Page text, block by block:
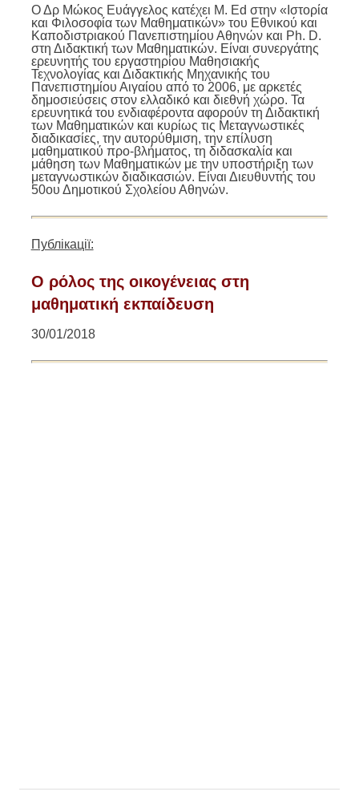
Ο Δρ Μώκος Ευάγγελος κατέχει M. Ed στην «Ιστορία
και Φιλοσοφία των Μαθηματικών» του Εθνικού και
Καποδιστριακού Πανεπιστημίου Αθηνών και Ph. D.
στη Διδακτική των Μαθηματικών. Είναι συνεργάτης
ερευνητής του εργαστηρίου Μαθησιακής
Τεχνολογίας και Διδακτικής Μηχανικής του
Πανεπιστημίου Αιγαίου από το 2006, με αρκετές
δημοσιεύσεις στον ελλαδικό και διεθνή χώρο. Τα
ερευνητικά του ενδιαφέροντα αφορούν τη Διδακτική
των Μαθηματικών και κυρίως τις Μεταγνωστικές
διαδικασίες, την αυτορύθμιση, την επίλυση
μαθηματικού προ-βλήματος, τη διδασκαλία και
μάθηση των Μαθηματικών με την υποστήριξη των
μεταγνωστικών διαδικασιών. Είναι Διευθυντής του
50ου Δημοτικού Σχολείου Αθηνών.
Публікації:
Ο ρόλος της οικογένειας στη
μαθηματική εκπαίδευση
30/01/2018